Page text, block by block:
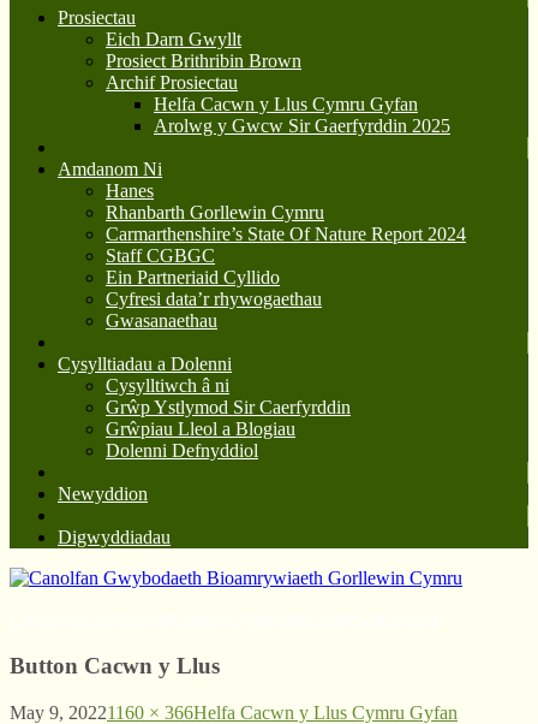
Prosiectau
Eich Darn Gwyllt
Prosiect Brithribin Brown
Archif Prosiectau
Helfa Cacwn y Llus Cymru Gyfan
Arolwg y Gwcw Sir Gaerfyrddin 2025
Amdanom Ni
Hanes
Rhanbarth Gorllewin Cymru
Carmarthenshire’s State Of Nature Report 2024
Staff CGBGC
Ein Partneriaid Cyllido
Cyfresi data’r rhywogaethau
Gwasanaethau
Cysylltiadau a Dolenni
Cysylltiwch â ni
Grŵp Ystlymod Sir Caerfyrddin
Grŵpiau Lleol a Blogiau
Dolenni Defnyddiol
Newyddion
Digwyddiadau
Button Cacwn y Llus
May 9, 20221160 × 366Helfa Cacwn y Llus Cymru Gyfan